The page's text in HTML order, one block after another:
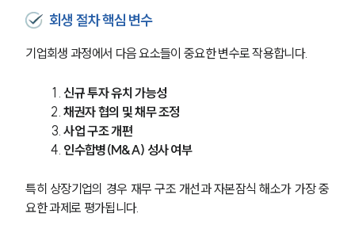
회생 절차 핵심 변수
기업회생 과정에서 다음 요소들이 중요한 변수로 작용합니다.
신규 투자 유치 가능성
채권자 협의 및 채무 조정
사업 구조 개편
인수합병(M&A) 성사 여부
특히 상장기업의 경우 재무 구조 개선과 자본잠식 해소가 가장 중
요한 과제로 평가됩니다.